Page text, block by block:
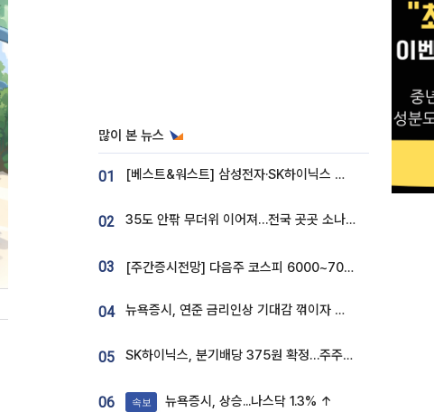
많이 본 뉴스
01 [베스트&워스트] 삼성전자·SK하이닉스 밀린 한 주…상상인증권은 85% 급등
02 35도 안팎 무더위 이어져…전국 곳곳 소나기 [오늘 날씨]
03 [주간증시전망] 다음주 코스피 6000~7000⋯“外人 수급은 정책이 변수”
04 뉴욕증시, 연준 금리인상 기대감 꺾이자 상승...S&P500 사상 최고치 [종합]
05 SK하이닉스, 분기배당 375원 확정…주주환원책 9월로 앞당겨 발표
06 속보 뉴욕증시, 상승...나스닥 1.3% ↑